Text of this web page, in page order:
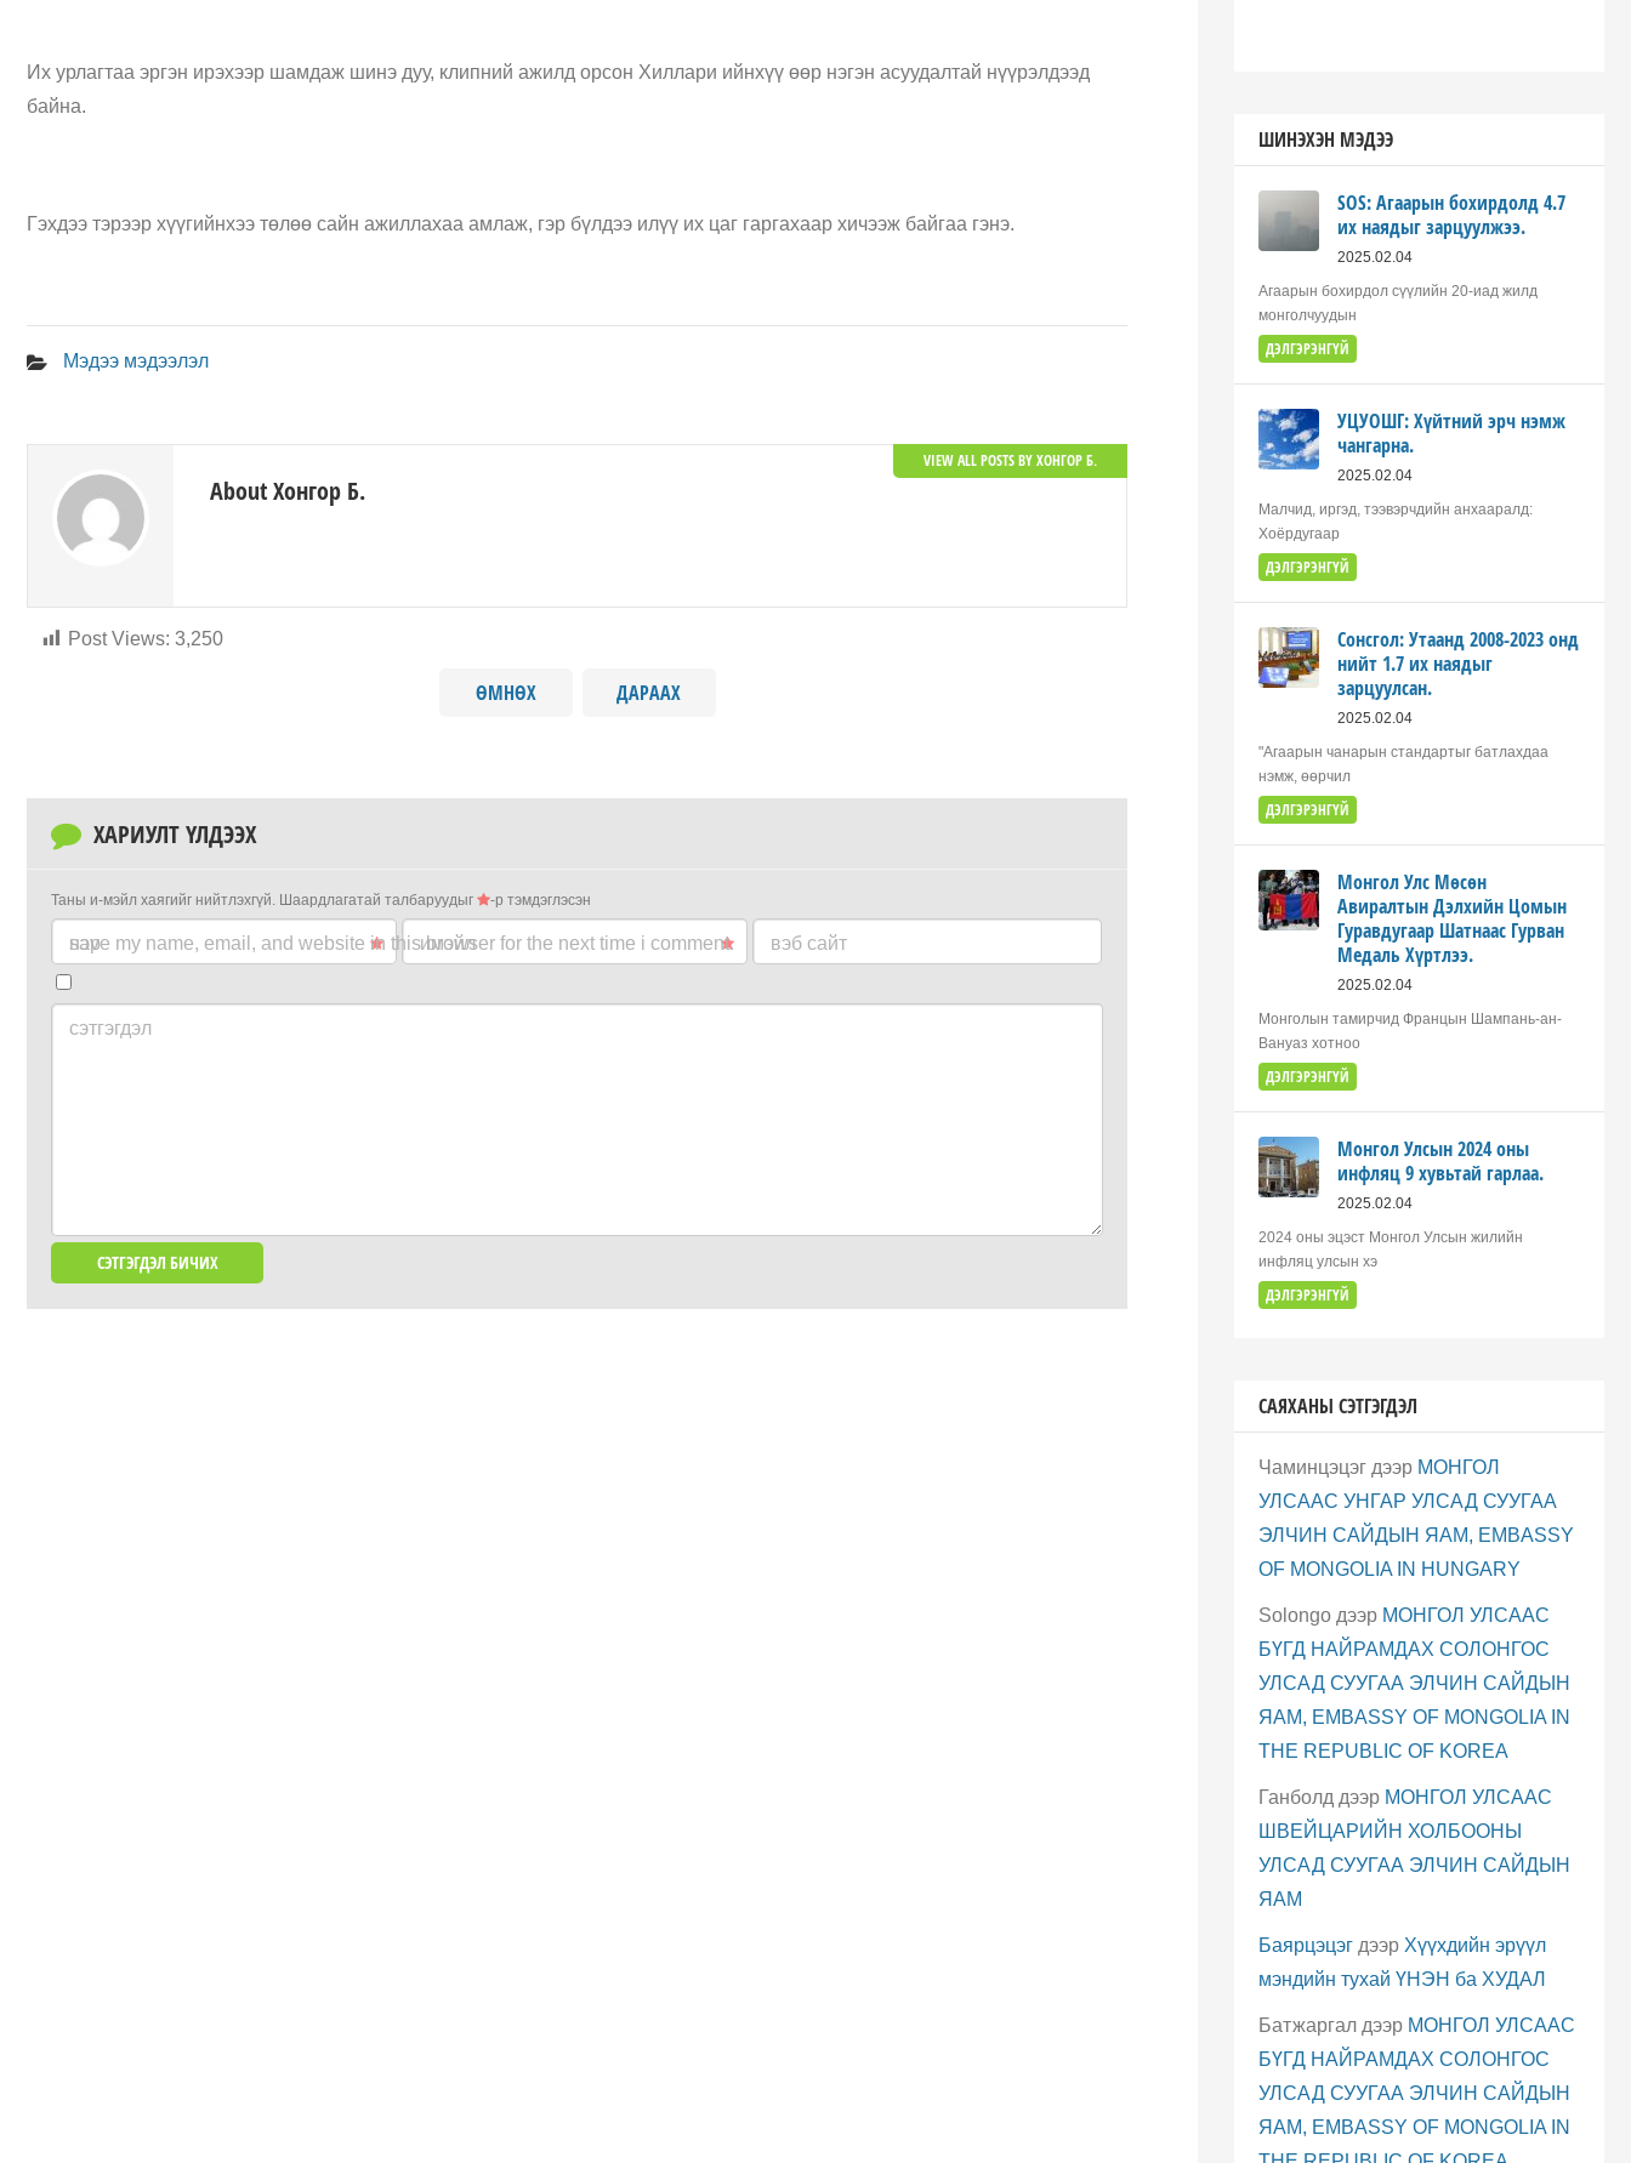
Их урлагтаа эргэн ирэхээр шамдаж шинэ дуу, клипний ажилд орсон Хиллари ийнхүү өөр нэгэн асуудалтай нүүрэлдээд
байна.
Гэхдээ тэрээр хүүгийнхээ төлөө сайн ажиллахаа амлаж, гэр бүлдээ илүү их цаг гаргахаар хичээж байгаа гэнэ.
Post Views: 3,250
Мэдээ мэдээлэл
About Хонгор Б.
VIEW ALL POSTS BY ХОНГОР Б.
ӨМНӨХ ДАРААХ
ХАРИУЛТ ҮЛДЭЭХ
Таны и-мэйл хаягийг нийтлэхгүй. Шаардлагатай талбаруудыг -р тэмдэглэсэн
нэр имэйл вэб сайт
save my name, email, and website in this browser for the next time i comment.
сэтгэгдэл
ШИНЭХЭН МЭДЭЭ
SOS: Агаарын бохирдолд 4.7
их наядыг зарцуулжээ.
2025.02.04
Агаарын бохирдол сүүлийн 20-иад жилд
монголчуудын
ДЭЛГЭРЭНГҮЙ
УЦУОШГ: Хүйтний эрч нэмж
чангарна.
2025.02.04
Малчид, иргэд, тээвэрчдийн анхааралд:
Хоёрдугаар
ДЭЛГЭРЭНГҮЙ
Сонсгол: Утаанд 2008-2023 онд
нийт 1.7 их наядыг
зарцуулсан.
2025.02.04
"Агаарын чанарын стандартыг батлахдаа
нэмж, өөрчил
ДЭЛГЭРЭНГҮЙ
Монгол Улс Мөсөн
Авиралтын Дэлхийн Цомын
Гуравдугаар Шатнаас Гурван
Медаль Хүртлээ.
2025.02.04
Монголын тамирчид Францын Шампань-ан-
Вануаз хотноо
ДЭЛГЭРЭНГҮЙ
Монгол Улсын 2024 оны
инфляц 9 хувьтай гарлаа.
2025.02.04
2024 оны эцэст Монгол Улсын жилийн
инфляц улсын хэ
ДЭЛГЭРЭНГҮЙ
САЯХАНЫ СЭТГЭГДЭЛ
Чаминцэцэгдээр МОНГОЛ
УЛСААС УНГАР УЛСАД СУУГАА
ЭЛЧИН САЙДЫН ЯАМ, EMBASSY
OF MONGOLIA IN HUNGARY
Solongoдээр МОНГОЛ УЛСААС
БҮГД НАЙРАМДАХ СОЛОНГОС
УЛСАД СУУГАА ЭЛЧИН САЙДЫН
ЯАМ, EMBASSY OF MONGOLIA IN
THE REPUBLIC OF KOREA
Ганболд дээр МОНГОЛ УЛСААС
ШВЕЙЦАРИЙН ХОЛБООНЫ
УЛСАД СУУГАА ЭЛЧИН САЙДЫН
ЯАМ
Баярцэцэгдээр Хүүхдийн эрүүл
мэндийн тухай ҮНЭН ба ХУДАЛ
Батжаргалдээр МОНГОЛ УЛСААС
БҮГД НАЙРАМДАХ СОЛОНГОС
УЛСАД СУУГАА ЭЛЧИН САЙДЫН
ЯАМ, EMBASSY OF MONGOLIA IN